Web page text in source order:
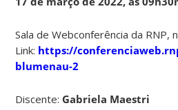
Sala de Webconferência da RNP,
Link: https://
blumenau-2
Discente: Gabriela Maestri